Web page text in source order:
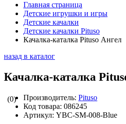
Главная страница
Детские игрушки и игры
Детские качалки
Детские качалки Pituso
Качалка-каталка Pituso Ангел
назад в каталог
Качалка-каталка
(0) Производитель: Pituso
Код товара: 086245
Артикул: YBC-SM-008-Blue